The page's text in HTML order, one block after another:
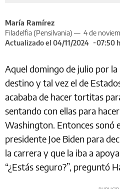
María Ramírez
Filadelfia (Pensilvania) — 4 de
Actualizado el 04/11/2024
07:50 h
Aquel domingo de julio por la
destino y tal vez el de
acababa de hacer tortitas
sentando con ellas para
Washington. Entonces sonó
presidente Joe Biden para
la carrera y que la iba a
“¿Estás seguro?”, preguntó